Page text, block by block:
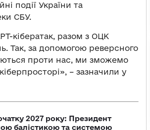
події України та
СБУ.
кібератак, разом з ОЦК
Так, за допомогою реверсного
проти нас, ми зможемо
– зазначили у
2027 року: Президент
балістикою та системою